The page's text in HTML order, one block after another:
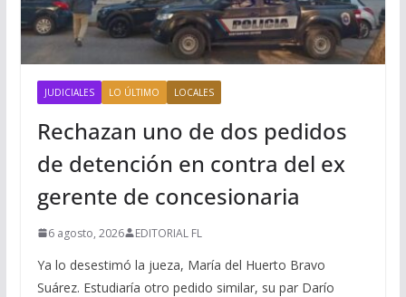
JUDICIALES LO ÚLTIMO LOCALES
Rechazan uno de dos pedidos
de detención en contra del ex
gerente de concesionaria
6 agosto, 2026 EDITORIAL FL
Ya lo desestimó la jueza, María del Huerto Bravo
Suárez. Estudiaría otro pedido similar, su par Darío